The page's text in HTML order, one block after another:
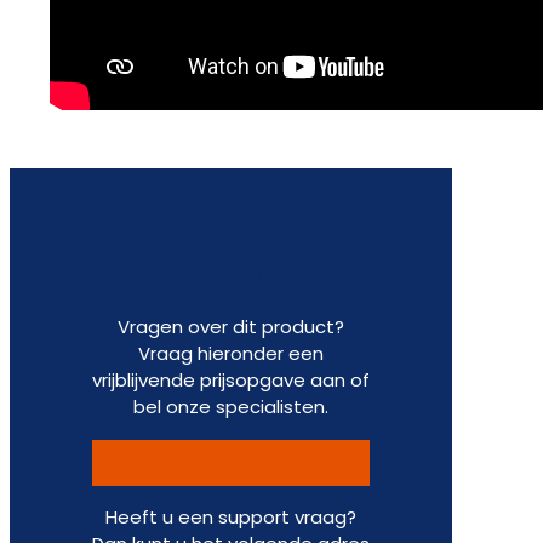
Vragen over dit product?
Vraag hieronder een
vrijblijvende prijsopgave aan of
bel onze specialisten.
Heeft u een support vraag?